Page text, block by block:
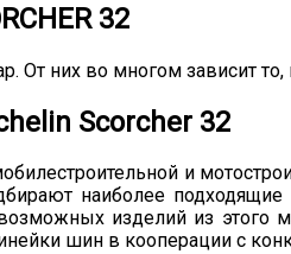
32
От них во многом зависит
Scorcher 32
и
наиболее
изделий из
шин в кооперации с